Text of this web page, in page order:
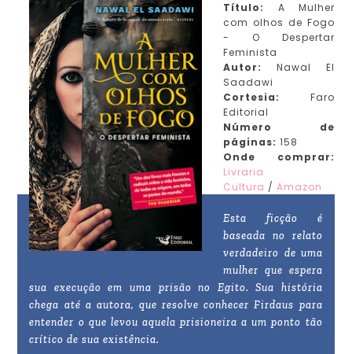
Título: A Mulher
com olhos de Fogo
- O Despertar
Feminista
Autor:
Nawal El
Saadawi
Cortesia:
Faro
Editorial
Número de
páginas: 158
Onde comprar:
Livraria
Cultura /Amazon
Esta ficção é
baseada no relato
verdadeiro de uma
mulher que espera
sua execução em uma prisão no Egito. Sua história
chega até a autora, que resolve conhecer Firdaus para
entender o que levou aquela prisioneira a um ponto tão
crítico de sua existência.